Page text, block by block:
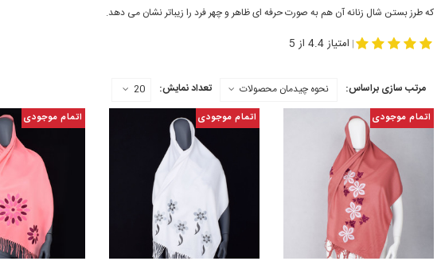
که طرز بستن شال زنانه آن هم به صورت حرفه ای ظاهر و چهر فرد را زیباتر نشان می دهد.
| امتیاز 4.4 از 5
مرتب سازی براساس: نحوه چیدمان محصولات تعداد نمایش: 20
اتمام موجودی اتمام موجودی اتمام موجودی